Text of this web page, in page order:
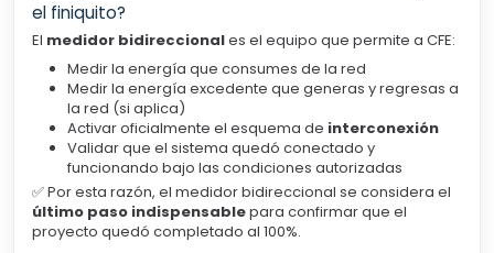
el finiquito?
El medidor bidireccionales el equipo que permite a CFE:
Medir la energía que consumes de la red
Medir la energía excedente que generas y regresas a
la red (si aplica)
Activar oficialmente el esquema de interconexión
Validar que el sistema quedó conectado y
funcionando bajo las condiciones autorizadas
✅ Por esta razón, el medidor bidireccional se considera el
último paso indispensablepara confirmar que el
proyecto quedó completado al 100%.